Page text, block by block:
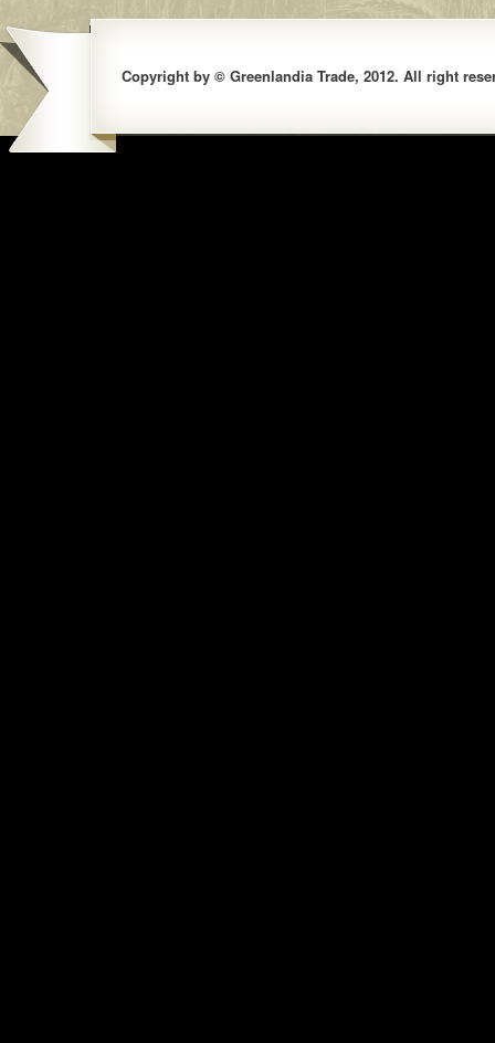
Copyright by © Greenlandia Trade, 2012. All right